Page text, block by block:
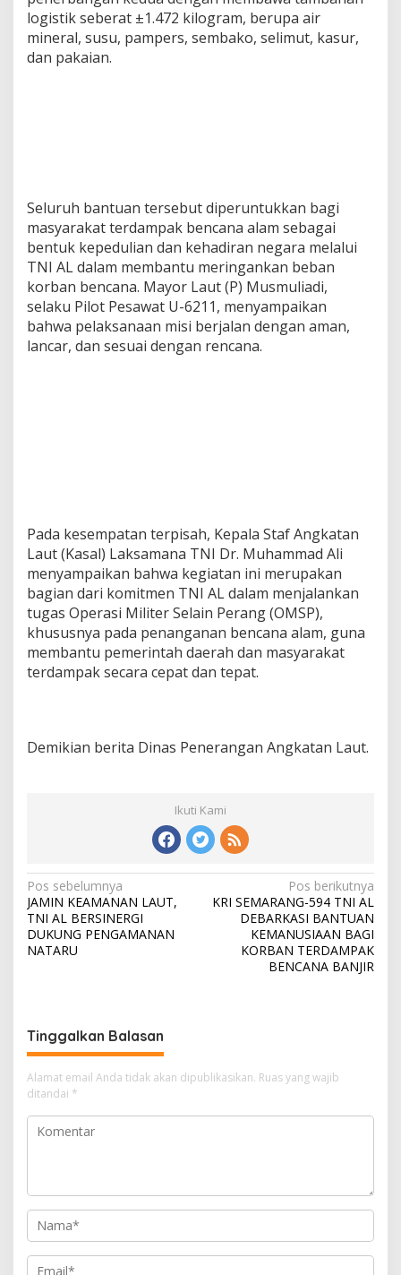
logistik seberat ±1.472 kilogram, berupa air
mineral, susu, pampers, sembako, selimut, kasur,
dan pakaian.
Seluruh bantuan tersebut diperuntukkan bagi
masyarakat terdampak bencana alam sebagai
bentuk kepedulian dan kehadiran negara melalui
TNI AL dalam membantu meringankan beban
korban bencana. Mayor Laut (P) Musmuliadi,
selaku Pilot Pesawat U-6211, menyampaikan
bahwa pelaksanaan misi berjalan dengan aman,
lancar, dan sesuai dengan rencana.
Pada kesempatan terpisah, Kepala Staf Angkatan
Laut (Kasal) Laksamana TNI Dr. Muhammad Ali
menyampaikan bahwa kegiatan ini merupakan
bagian dari komitmen TNI AL dalam menjalankan
tugas Operasi Militer Selain Perang (OMSP),
khususnya pada penanganan bencana alam, guna
membantu pemerintah daerah dan masyarakat
terdampak secara cepat dan tepat.
Demikian berita Dinas Penerangan Angkatan Laut.
Ikuti Kami
N
a
v
s
i
p
o
s
Pos sebelumnya
JAMIN KEAMANAN LAUT,
TNI AL BERSINERGI
DUKUNG PENGAMANAN
NATARU
Pos berikutnya
KRI SEMARANG-594 TNI AL
DEBARKASI BANTUAN
KEMANUSIAAN BAGI
KORBAN TERDAMPAK
BENCANA BANJIR
Tinggalkan Balasan
Alamat email Anda tidak akan dipublikasikan. Ruas yang wajib
ditandai *